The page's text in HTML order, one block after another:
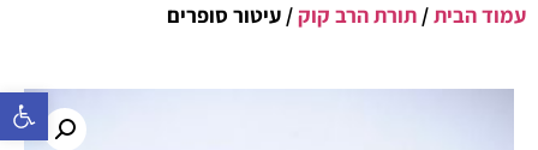
פתח סרגל
עמוד הבית/ תורת הרב קוק/ עיטור סופרים